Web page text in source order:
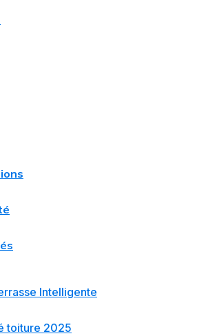
Intelligente
toiture 2025